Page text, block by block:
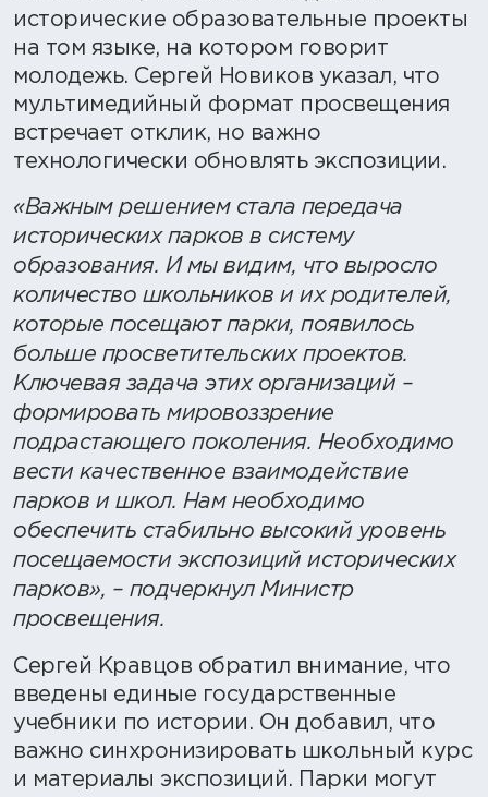
исторические образовательные проекты
на том языке, на котором говорит
молодежь. Сергей Новиков указал, что
мультимедийный формат просвещения
встречает отклик, но важно
технологически обновлять экспозиции.
«Важным решением стала передача
исторических парков в систему
образования. И мы видим, что выросло
количество школьников и их родителей,
которые посещают парки, появилось
больше просветительских проектов.
Ключевая задача этих организаций –
формировать мировоззрение
подрастающего поколения. Необходимо
вести качественное взаимодействие
парков и школ. Нам необходимо
обеспечить стабильно высокий уровень
посещаемости экспозиций исторических
парков», – подчеркнул Министр
просвещения.
Сергей Кравцов обратил внимание, что
введены единые государственные
учебники по истории. Он добавил, что
важно синхронизировать школьный курс
и материалы экспозиций. Парки могут